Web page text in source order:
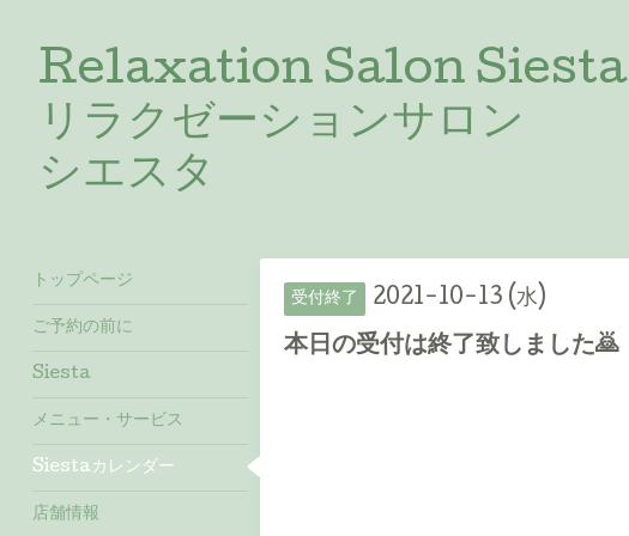
Relaxation Salon Siesta
リラクゼーションサロン
シエスタ
受付終了 2021-10-13 (水)
本日の受付は終了致しました🙇
トップページ
ご予約の前に
Siesta
メニュー・サービス
Siestaカレンダー
店舗情報